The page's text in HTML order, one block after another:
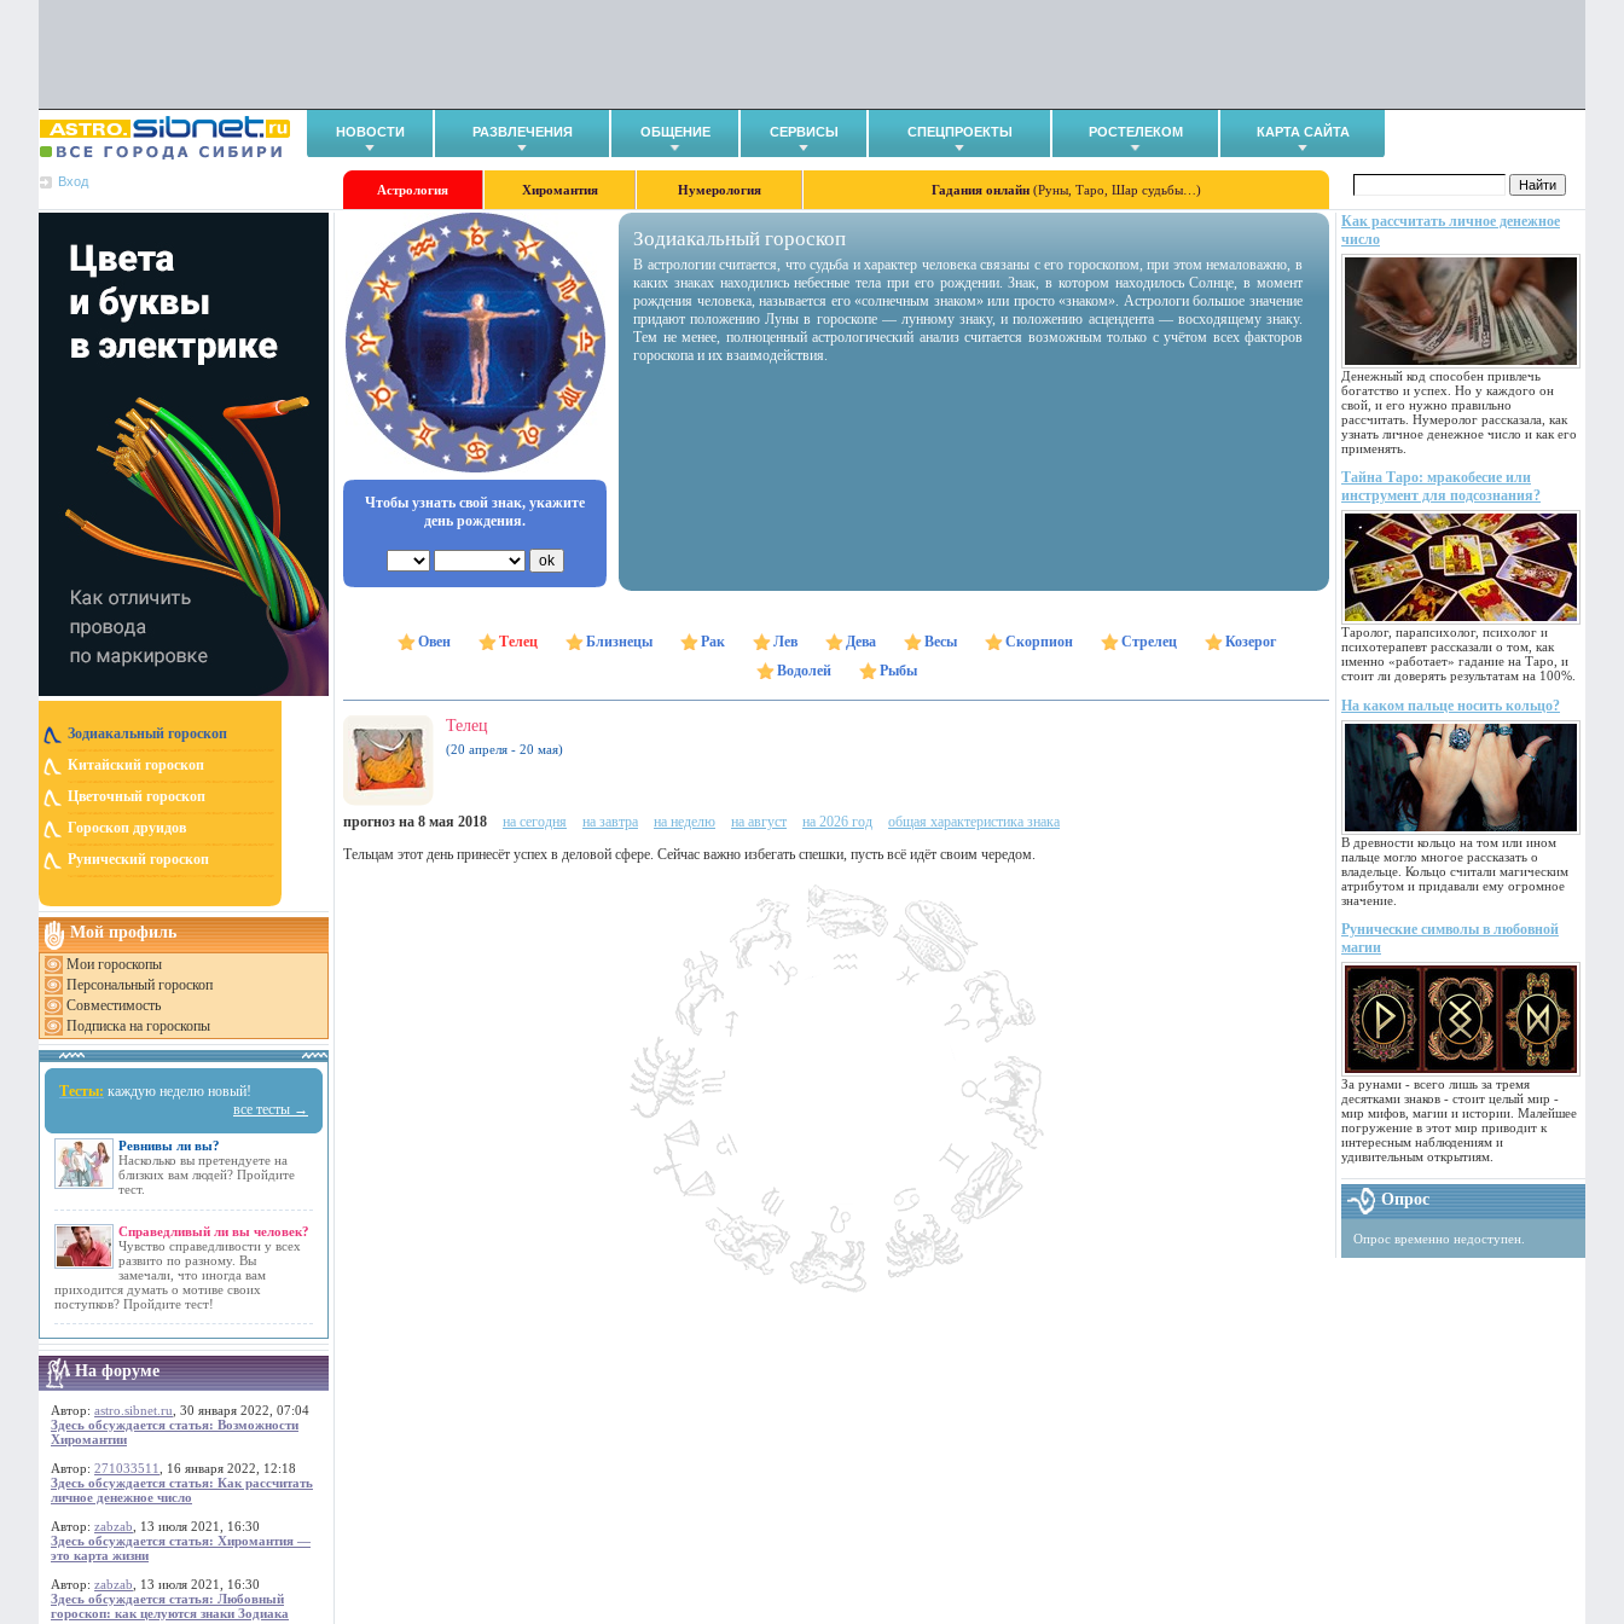
НОВОСТИ РАЗВЛЕЧЕНИЯ ОБЩЕНИЕ СЕРВИСЫ СПЕЦПРОЕКТЫ РОСТЕЛЕКОМ КАРТА САЙТА
Вход
Астрология Хиромантия Нумерология Гадания онлайн (Руны, Таро, Шар судьбы…)
Зодиакальный гороскоп
Китайский гороскоп
Цветочный гороскоп
Гороскоп друидов
Рунический гороскоп
Мой профиль
Мои гороскопы
Персональный гороскоп
Совместимость
Подписка на гороскопы
Тесты: каждую неделю новый!
все тесты →
Ревнивы ли вы?
Насколько вы претендуете на
близких вам людей? Пройдите
тест.
Справедливый ли вы человек?
Чувство справедливости у всех
развито по разному. Вы
замечали, что иногда вам
приходится думать о мотиве своих
поступков? Пройдите тест!
На форуме
Автор: astro.sibnet.ru , 30 января 2022, 07:04
Здесь обсуждается статья: Возможности
Хиромантии
Автор: 271033511
, 16 января 2022, 12:18
Здесь обсуждается статья: Как рассчитать
личное денежное число
Автор: zabzab , 13 июля 2021, 16:30
Здесь обсуждается статья: Хиромантия —
это карта жизни
Автор: zabzab , 13 июля 2021, 16:30
Здесь обсуждается статья: Любовный
гороскоп: как целуются знаки Зодиака
Как рассчитать личное денежное
число
Денежный код способен привлечь
богатство и успех. Но у каждого он
свой, и его нужно правильно
рассчитать. Нумеролог рассказала, как
узнать личное денежное число и как его
применять.
Тайна Таро: мракобесие или
инструмент для подсознания?
Таролог, парапсихолог, психолог и
психотерапевт рассказали о том, как
именно «работает» гадание на Таро, и
стоит ли доверять результатам на 100%.
На каком пальце носить кольцо?
В древности кольцо на том или ином
пальце могло многое рассказать о
владельце. Кольцо считали магическим
атрибутом и придавали ему огромное
значение.
Рунические символы в любовной
магии
За рунами - всего лишь за тремя
десятками знаков - стоит целый мир -
мир мифов, магии и истории. Малейшее
погружение в этот мир приводит к
интересным наблюдениям и
удивительным открытиям.
Опрос
Опрос временно недоступен.
Чтобы узнать свой знак, укажите
день рождения.
Зодиакальный гороскоп
В астрологии считается, что судьба и характер человека связаны с его гороскопом, при этом немаловажно, в
каких знаках находились небесные тела при его рождении. Знак, в котором находилось Солнце, в момент
рождения человека, называется его «солнечным знаком» или просто «знаком». Астрологи большое значение
придают положению Луны в гороскопе — лунному знаку, и положению асцендента — восходящему знаку.
Тем не менее, полноценный астрологический анализ считается возможным только с учётом всех факторов
гороскопа и их взаимодействия.
Овен Телец Близнецы Рак Лев Дева Весы Скорпион Стрелец
Козерог
Водолей
Рыбы
Телец
(20 апреля - 20 мая)
прогноз на 8 мая 2018 на сегодня на завтра на неделю на август на 2026 год
общая характеристика знака
Тельцам этот день принесёт успех в деловой сфере. Сейчас важно избегать спешки, пусть всё идёт своим чередом.